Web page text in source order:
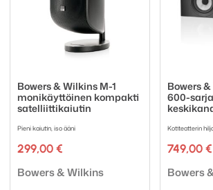
Bowers & Wilkins M-1
monikäyttöinen kompakti
satelliittikaiutin
Pieni kaiutin, iso ääni
299,00 €
Tuotemerkki:
Bowers & Wilkins
Bowers
600-
Kotiteatterin
749,00 €
Bowers